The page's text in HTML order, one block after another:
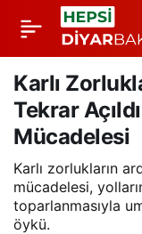
Karlı
Tekrar
Mücadelesi
Karlı zorlukların
mücadelesi,
toparlanmasıyla
öykü.
Trafo Merkezi
Üstünde Oyun
Oynayan
Gündüz
ve Neşeli Anlar